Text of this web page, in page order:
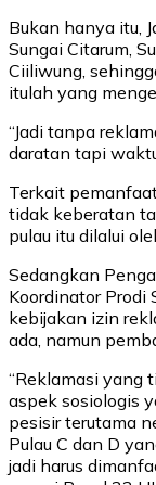
Bukan hanya itu,
Sungai Citarum,
Ciiliwung,
itulah yang
“Jadi tanpa
daratan tapi
Terkait
tidak keberatan
pulau itu dilalui
Sedangkan
Koordinator Prodi
kebijakan izin
ada, namun
“Reklamasi yang
aspek sosiologis
pesisir terutama
Pulau C dan D
jadi harus